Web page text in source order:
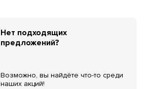
Нет подходящих
предложений?
Возможно, вы найдёте что-то среди
наших акций!